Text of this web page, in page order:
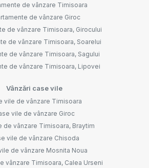
de vânzare Timisoara
de vânzare Giroc
de vânzare Timisoara, Girocului
de vânzare Timisoara, Soarelui
de vânzare Timisoara, Sagului
de vânzare Timisoara, Lipovei
Vânzări case vile
vile de vânzare Timisoara
vile de vânzare Giroc
de vânzare Timisoara, Braytim
vile de vânzare Chisoda
de vânzare Mosnita Noua
vânzare Timisoara, Calea Urseni